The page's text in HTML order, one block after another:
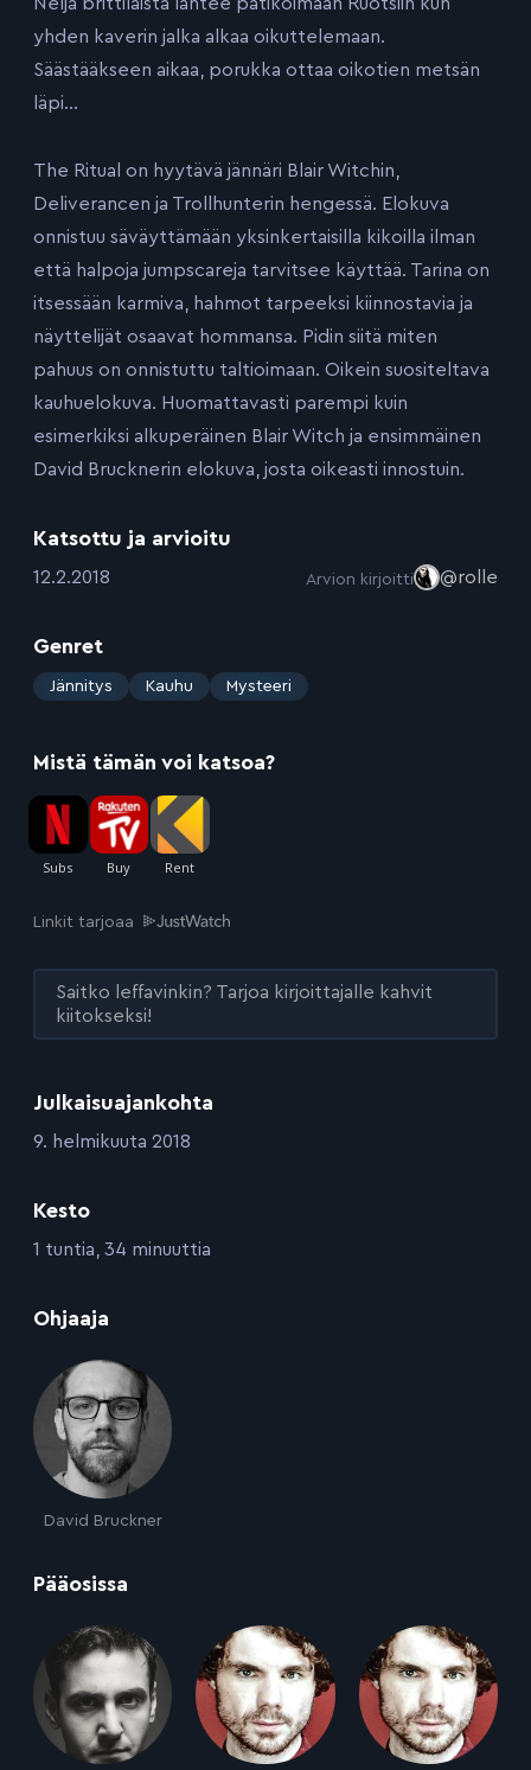
Julkaisuajankohta
:9. helmikuuta 2018
Kesto
:1 tuntia, 34 minuuttia
Ohjaaja
David Bruckner
Pääosissa
yhden kaverin jalka alkaa oikuttelemaan.
Säästääkseen aikaa, porukka ottaa oikotien metsän
läpi…
The Ritual on hyytävä jännäri Blair Witchin,
Deliverancen ja Trollhunterin hengessä. Elokuva
onnistuu säväyttämään yksinkertaisilla kikoilla ilman
että halpoja jumpscareja tarvitsee käyttää. Tarina on
itsessään karmiva, hahmot tarpeeksi kiinnostavia ja
näyttelijät osaavat hommansa. Pidin siitä miten
pahuus on onnistuttu taltioimaan. Oikein suositeltava
kauhuelokuva. Huomattavasti parempi kuin
esimerkiksi alkuperäinen Blair Witch ja ensimmäinen
David Brucknerin elokuva, josta oikeasti innostuin.
Katsottu ja arvioitu
:12.2.2018 Arvion kirjoitti @rolle
Genret
: Jännitys Kauhu Mysteeri
Mistä tämän voi katsoa?
Linkit tarjoaa
Saitko leffavinkin? Tarjoa kirjoittajalle kahvit
kiitokseksi!